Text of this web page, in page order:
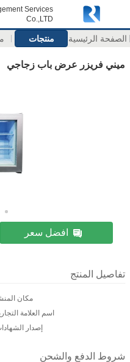
Services
Co.,LTD
الصفحة الرئيسية منتجات
ميني فريزر عرض باب زجاجي
افضل سعر
تفاصيل المنتج
مكان
اسم العلامة
إصدار
شروط الدفع والشحن